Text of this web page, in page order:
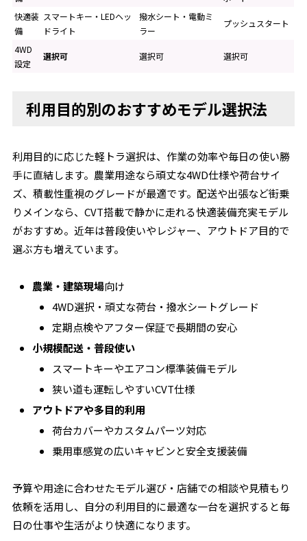
快適装
備
スマートキー・LEDヘッ
ドライト
撥水シート・電動ミ
ラー
プッシュスタート
4WD
設定
選択可 選択可 選択可
利用目的別のおすすめモデル選択法
利用目的に応じた軽トラ選択は、作業の効率や毎日の使い勝
手に直結します。農業用途なら頑丈な4WD仕様や荷台サイ
ズ、積載性重視のグレードが最適です。配送や出張など街乗
りメインなら、CVT搭載で静かに走れる快適装備充実モデル
がおすすめ。近年は普段使いやレジャー、アウトドア目的で
選ぶ方も増えています。
農業・建築現場向け
4WD選択・頑丈な荷台・撥水シートグレード
定期点検やアフター保証で長期間の安心
小規模配送・普段使い
スマートキーやエアコン標準装備モデル
狭い道も運転しやすいCVT仕様
アウトドアや多目的利用
荷台カバーやカスタムパーツ対応
乗用車感覚の広いキャビンと安全支援装備
予算や用途に合わせたモデル選び・店舗での相談や見積もり
依頼を活用し、自分の利用目的に最適な一台を選択すると毎
日の仕事や生活がより快適になります。